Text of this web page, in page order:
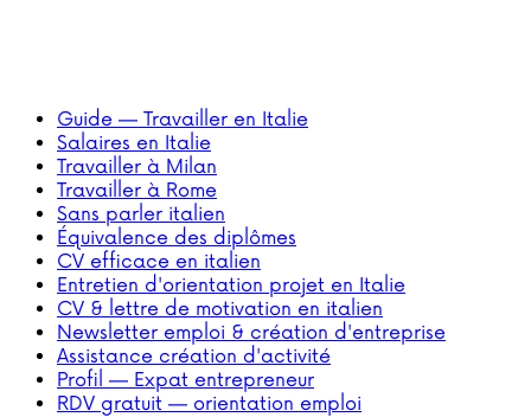
Guide — Travailler en Italie
Salaires en Italie
Travailler à Milan
Travailler à Rome
Sans parler italien
Équivalence des diplômes
CV efficace en italien
Entretien d'orientation projet en Italie
CV & lettre de motivation en italien
Newsletter emploi & création d'entreprise
Assistance création d'activité
Profil — Expat entrepreneur
RDV gratuit — orientation emploi